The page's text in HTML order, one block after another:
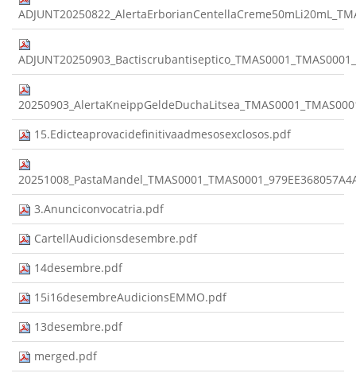
15.Edicteaprovacidefinitivaadmesosexclosos.pdf
3.Anunciconvocatria.pdf
CartellAudicionsdesembre.pdf
14desembre.pdf
15i16desembreAudicionsEMMO.pdf
13desembre.pdf
merged.pdf